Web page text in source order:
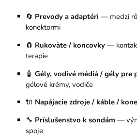
🔄 Prevody a adaptéri — medzi
konektormi
🧲 Rukoväte / koncovky —
terapie
🧴Gély, vodivé médiá / gély pre
gélové krémy, vodiče
🔌 Napájacie zdroje / káble /
🔧 Príslušenstvo k sondám —
spoje